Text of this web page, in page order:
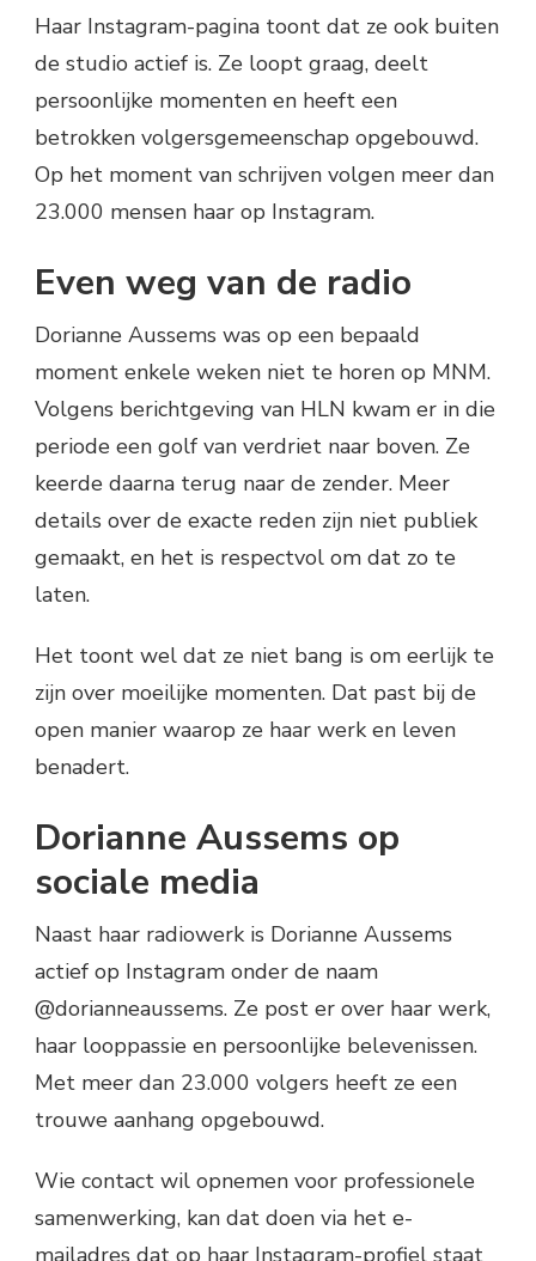
Haar Instagram-pagina toont dat ze ook buiten
de studio actief is. Ze loopt graag, deelt
persoonlijke momenten en heeft een
betrokken volgersgemeenschap opgebouwd.
Op het moment van schrijven volgen meer dan
23.000 mensen haar op Instagram.
Even weg van de radio
Dorianne Aussems was op een bepaald
moment enkele weken niet te horen op MNM.
Volgens berichtgeving van HLN kwam er in die
periode een golf van verdriet naar boven. Ze
keerde daarna terug naar de zender. Meer
details over de exacte reden zijn niet publiek
gemaakt, en het is respectvol om dat zo te
laten.
Het toont wel dat ze niet bang is om eerlijk te
zijn over moeilijke momenten. Dat past bij de
open manier waarop ze haar werk en leven
benadert.
Dorianne Aussems op
sociale media
Naast haar radiowerk is Dorianne Aussems
actief op Instagram onder de naam
@dorianneaussems. Ze post er over haar werk,
haar looppassie en persoonlijke belevenissen.
Met meer dan 23.000 volgers heeft ze een
trouwe aanhang opgebouwd.
Wie contact wil opnemen voor professionele
samenwerking, kan dat doen via het e-
mailadres dat op haar Instagram-profiel staat